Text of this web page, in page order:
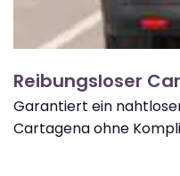
Reibungsloser
Garantiert ein
Cartagena ohne